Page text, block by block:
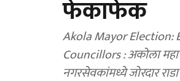
फेकाफेक
Akola Mayor Election:
Councillors : अकोला
नगरसेवकांमध्ये जोरदार